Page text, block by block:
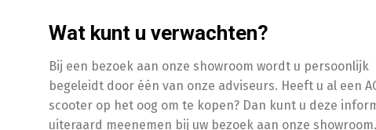
Wat kunt u verwachten?
Bij een bezoek aan onze showroom wordt u persoonlijk
begeleidt door één van onze adviseurs. Heeft u al een
scooter op het oog om te kopen? Dan kunt u deze
uiteraard meenemen bij uw bezoek aan onze